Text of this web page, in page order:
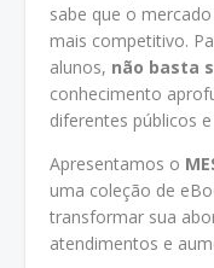
sabe que o
mais competitivo.
alunos, não basta
conhecimento
diferentes públicos
Apresentamos o
uma coleção de
transformar sua
atendimentos e